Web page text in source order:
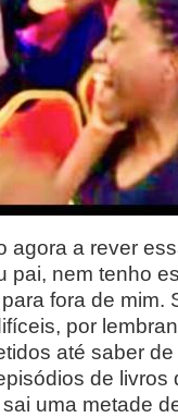
agora a rever
pai, nem tenho
fora de mim.
por
até saber
de
uma metade